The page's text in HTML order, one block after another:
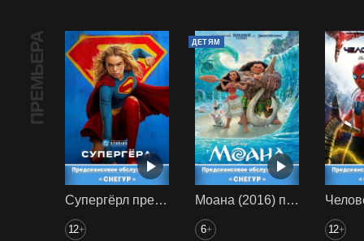
ПРЕМЬЕРА
Супергёрл предс. обсл. Снегур
12+
ДЕТЯМ
Моана (2016) предс. обсл. Снегур
6+ 12+